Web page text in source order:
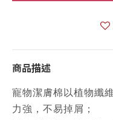
商品描述
寵物潔膚棉以植物纖
力強，不易掉屑；